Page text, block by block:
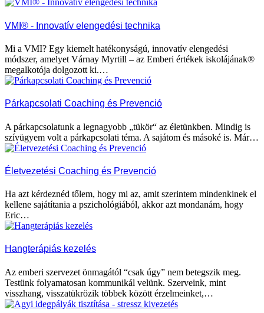
VMI® - Innovatív elengedési technika
Mi a VMI? Egy kiemelt hatékonyságú, innovatív elengedési
módszer, amelyet Várnay Myrtill – az Emberi értékek iskolájának®
megalkotója dolgozott ki.…
Párkapcsolati Coaching és Prevenció
A párkapcsolatunk a legnagyobb „tükör“ az életünkben. Mindig is
szívügyem volt a párkapcsolati téma. A sajátom és másoké is. Már…
Életvezetési Coaching és Prevenció
Ha azt kérdeznéd tőlem, hogy mi az, amit szerintem mindenkinek el
kellene sajátítania a pszichológiából, akkor azt mondanám, hogy
Eric…
Hangterápiás kezelés
Az emberi szervezet önmagától “csak úgy” nem betegszik meg.
Testünk folyamatosan kommunikál velünk. Szerveink, mint
visszhang, visszatükrözik többek között érzelmeinket,…